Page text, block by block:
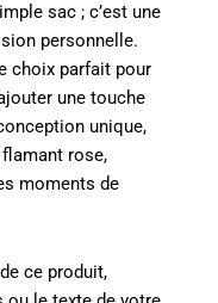
sac ; c’est une
personnelle.
choix parfait pour
une touche
unique,
rose,
moments de
ce produit,